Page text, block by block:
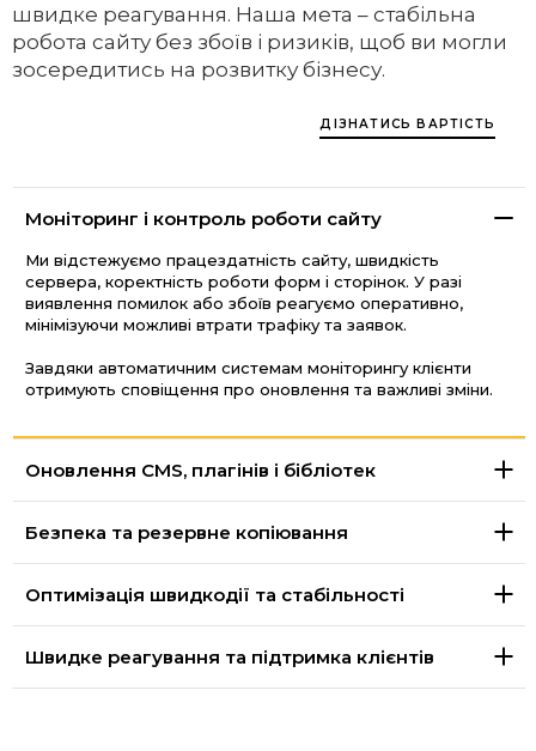
швидке реагування. Наша мета – стабільна
робота сайту без збоїв і ризиків, щоб ви могли
зосередитись на розвитку бізнесу.
ДІЗНАТИСЬ ВАРТІСТЬ
Моніторинг і контроль роботи сайту
Ми відстежуємо працездатність сайту, швидкість
сервера, коректність роботи форм і сторінок. У разі
виявлення помилок або збоїв реагуємо оперативно,
мінімізуючи можливі втрати трафіку та заявок.
Завдяки автоматичним системам моніторингу клієнти
отримують сповіщення про оновлення та важливі зміни.
Оновлення CMS, плагінів і бібліотек
Безпека та резервне копіювання
Оптимізація швидкодії та стабільності
Швидке реагування та підтримка клієнтів